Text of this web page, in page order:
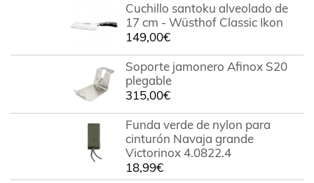
Cuchillo santoku alveolado de
17 cm - Wüsthof Classic Ikon
149,00€
Soporte jamonero Afinox S20
plegable
315,00€
Funda verde de nylon para
cinturón Navaja grande
Victorinox 4.0822.4
18,99€